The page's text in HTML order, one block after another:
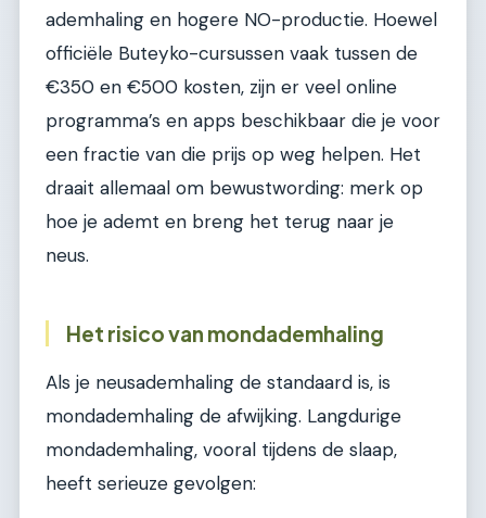
ademhaling en hogere NO-productie. Hoewel
officiële Buteyko-cursussen vaak tussen de
€350 en €500 kosten, zijn er veel online
programma’s en apps beschikbaar die je voor
een fractie van die prijs op weg helpen. Het
draait allemaal om bewustwording: merk op
hoe je ademt en breng het terug naar je
neus.
Het risico van mondademhaling
Als je neusademhaling de standaard is, is
mondademhaling de afwijking. Langdurige
mondademhaling, vooral tijdens de slaap,
heeft serieuze gevolgen: